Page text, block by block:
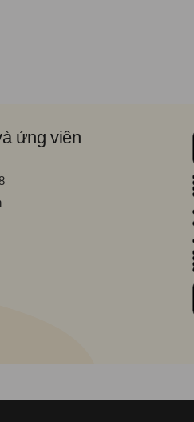
ứng viên